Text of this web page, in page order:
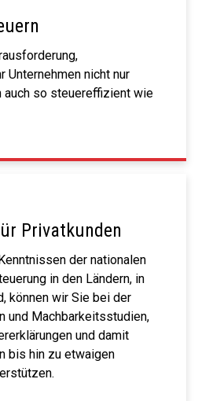
Unternehmen nicht nur
auch so steuereffizient wie
Privatkunden
der nationalen
in den Ländern, in
können wir Sie bei der
und Machbarkeitsstudien,
und damit
bis hin zu etwaigen